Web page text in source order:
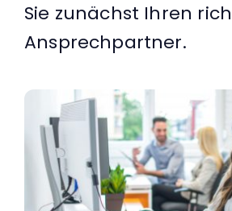
Über Uns
Sie zunächst Ihren
Ansprechpartner.